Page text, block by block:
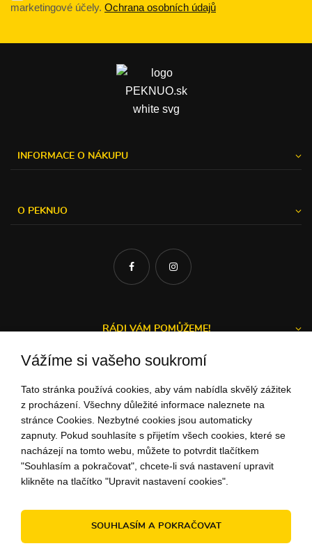
marketingové účely. Ochrana osobních údajů
INFORMACE O NÁKUPU
O PEKNUO
RÁDI VÁM POMŮŽEME!
Michal a Zuzka
ZÁKAZNICKÝ SERVIS
+42 1948
ahoj@peknuo.cz
Vážíme si vašeho soukromí
Tato stránka používá cookies, aby vám nabídla skvělý zážitek
z procházení. Všechny důležité informace naleznete na
stránce Cookies. Nezbytné cookies jsou automaticky
zapnuty. Pokud souhlasíte s přijetím všech cookies, které se
nacházejí na tomto webu, můžete to potvrdit tlačítkem
"Souhlasím a pokračovat", chcete-li svá nastavení upravit
klikněte na tlačítko "Upravit nastavení cookies".
SOUHLASÍM A POKRAČOVAT